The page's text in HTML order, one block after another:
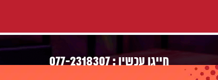
חייגו עכשיו :077-2318307